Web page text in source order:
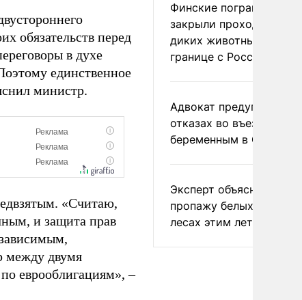
обязательств перед
в духе
единственное
министр.
«Считаю,
и защита прав
между двумя
еврооблигациям», –
Финские пограничники
закрыли проходы для
диких животных на
границе с Россией
Адвокат предупредил
отказах во въезде
беременным в США
Эксперт объяснил
пропажу белых грибов
лесах этим летом